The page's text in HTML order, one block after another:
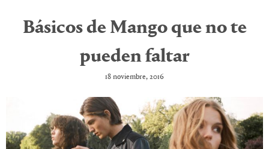
Básicos de Mango que no te
pueden faltar
18 noviembre, 2016